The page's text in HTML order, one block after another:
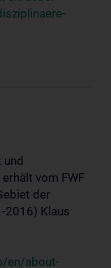
vom FWF
der
2016) Klaus
en/about-